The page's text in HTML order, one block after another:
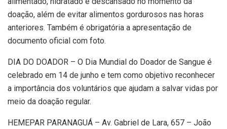
doação, além de evitar alimentos gordurosos nas horas
anteriores. Também é obrigatória a apresentação de
documento oficial com foto.
DIA DO DOADOR – O Dia Mundial do Doador de Sangue é
celebrado em 14 de junho e tem como objetivo reconhecer
a importância dos voluntários que ajudam a salvar vidas por
meio da doação regular.
HEMEPAR PARANAGUÁ – Av. Gabriel de Lara, 657 – João